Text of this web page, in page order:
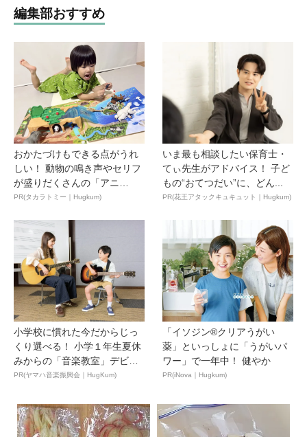
編集部おすすめ
おかたづけもできる点がうれ
しい！ 動物の鳴き声やセリフ
が盛りだくさんの「アニ
ア ...
PR(タカラトミー｜Hugkum)
いま最も相談したい保育士・
てぃ先生がアドバイス！ 子ど
もの“おてつだい”に、どん...
PR(花王アタックキュキュット｜Hugkum)
小学校に慣れた今だからじっ
くり選べる！ 小学１年生夏休
みからの「音楽教室」デビ
ュ...
PR(ヤマハ音楽振興会｜HugKum)
「イソジン®クリアうがい
薬」といっしょに「うがいパ
ワー」で一年中！ 健やか
PR(iNova｜Hugkum)